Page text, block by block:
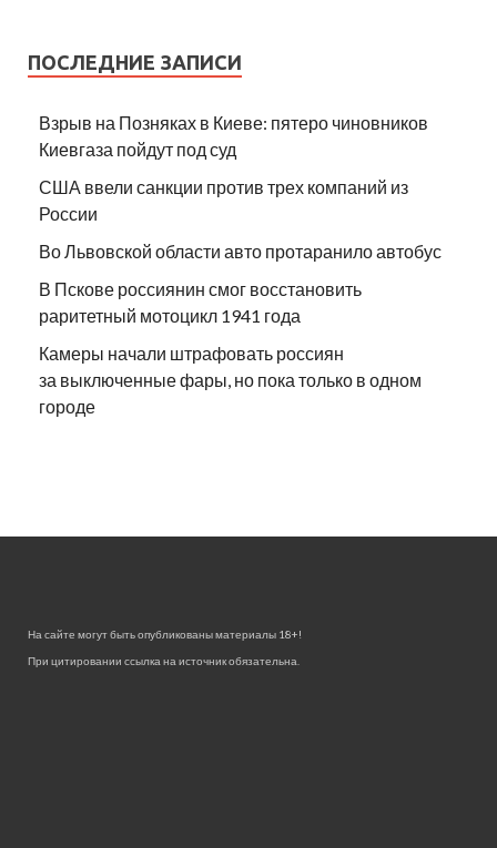
ПОСЛЕДНИЕ ЗАПИСИ
Взрыв на Позняках в Киеве: пятеро чиновников
Киевгаза пойдут под суд
США ввели санкции против трех компаний из
России
Во Львовской области авто протаранило автобус
В Пскове россиянин смог восстановить
раритетный мотоцикл 1941 года
Камеры начали штрафовать россиян
за выключенные фары, но пока только в одном
городе
На сайте могут быть опубликованы материалы 18+!
При цитировании ссылка на источник обязательна.